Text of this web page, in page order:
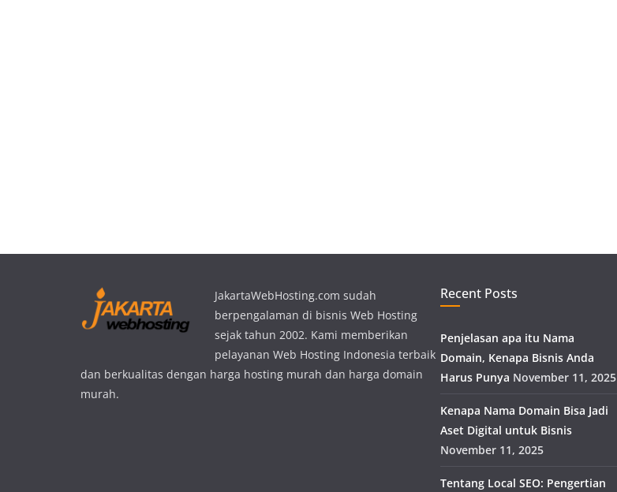
JakartaWebHosting.com sudah
berpengalaman di bisnis Web Hosting
sejak tahun 2002. Kami memberikan
pelayanan Web Hosting Indonesia terbaik
dan berkualitas dengan harga hosting murah dan harga domain
murah.
Recent Posts
Penjelasan apa itu Nama
Domain, Kenapa Bisnis Anda
Harus Punya November 11, 2025
Kenapa Nama Domain Bisa Jadi
Aset Digital untuk Bisnis
November 11, 2025
Tentang Local SEO: Pengertian